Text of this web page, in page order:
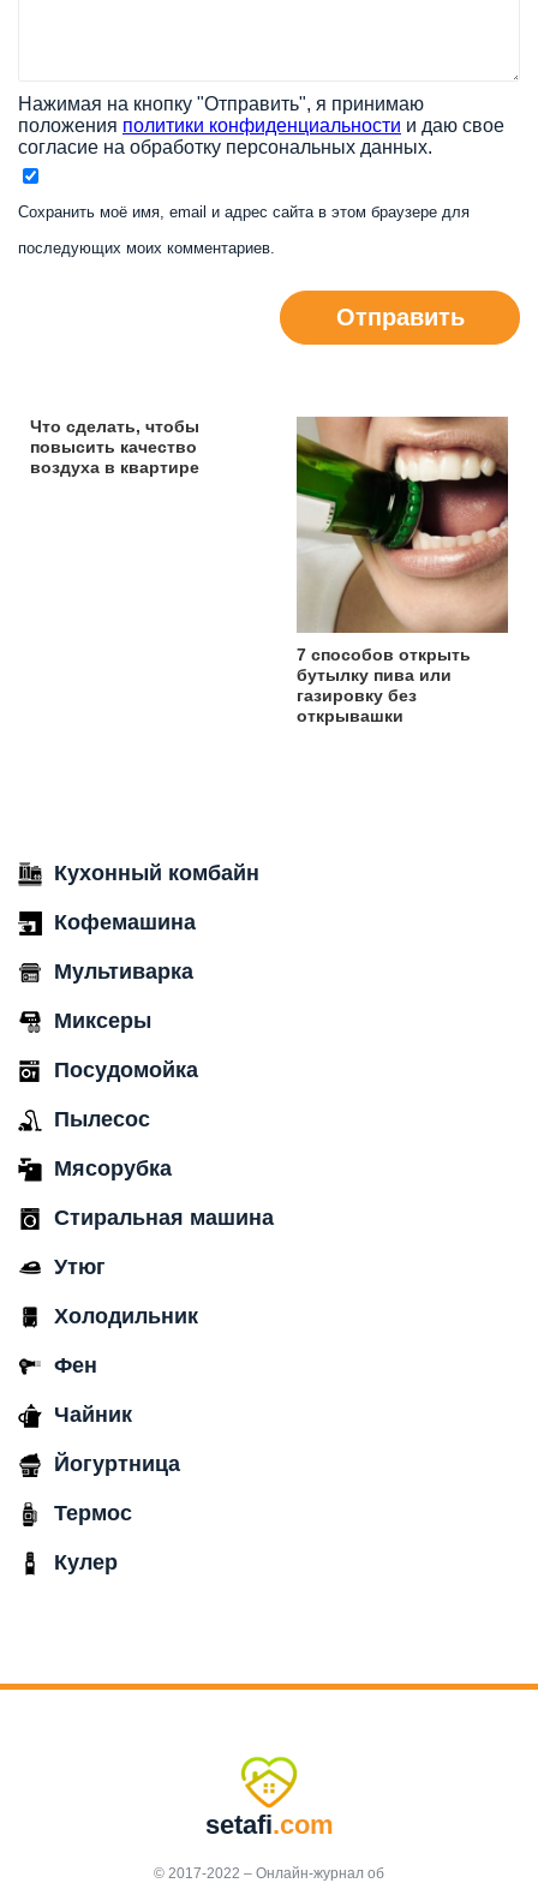
Нажимая на кнопку "Отправить", я принимаю
положения политики конфиденциальности и даю свое
согласие на обработку персональных данных.
Сохранить моё имя, email и адрес сайта в этом браузере для
последующих моих комментариев.
Отправить
Что сделать, чтобы
повысить качество
воздуха в квартире
7 способов открыть
бутылку пива или
газировку без
открывашки
Кухонный комбайн
Кофемашина
Мультиварка
Миксеры
Посудомойка
Пылесос
Мясорубка
Стиральная машина
Утюг
Холодильник
Фен
Чайник
Йогуртница
Термос
Кулер
setafi.com
© 2017-2022 – Онлайн-журнал об